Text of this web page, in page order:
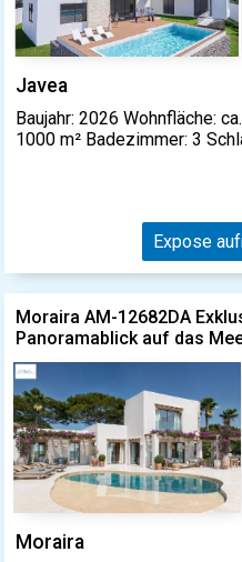
Javea
Baujahr: 2026 Wohnfläche:
1000 m² Badezimmer: 3
Expose
Moraira AM-12682DA
Panoramablick auf das
Moraira